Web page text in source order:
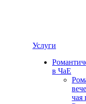
Услуги
в ЧаЕ